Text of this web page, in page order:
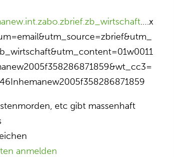
….x
etc gibt massenhaft
anmelden